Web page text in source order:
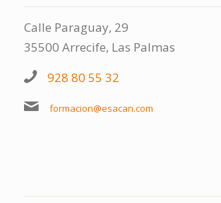
Calle Paraguay, 29
35500 Arrecife, Las Palmas
928 80 55 32
formacion@esacan.com